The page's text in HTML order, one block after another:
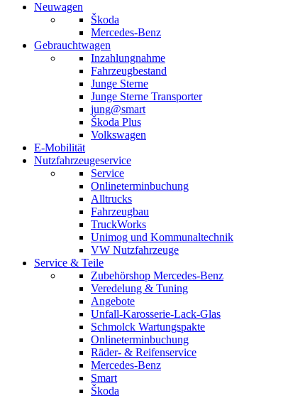
Neuwagen
Škoda
Mercedes-Benz
Gebrauchtwagen
Inzahlungnahme
Fahrzeugbestand
Junge Sterne
Junge Sterne Transporter
jung@smart
Škoda Plus
Volkswagen
E-Mobilität
Nutzfahrzeugeservice
Service
Onlineterminbuchung
Alltrucks
Fahrzeugbau
TruckWorks
Unimog und Kommunaltechnik
VW Nutzfahrzeuge
Service & Teile
Zubehörshop Mercedes-Benz
Veredelung & Tuning
Angebote
Unfall-Karosserie-Lack-Glas
Schmolck Wartungspakte
Onlineterminbuchung
Räder- & Reifenservice
Mercedes-Benz
Smart
Škoda